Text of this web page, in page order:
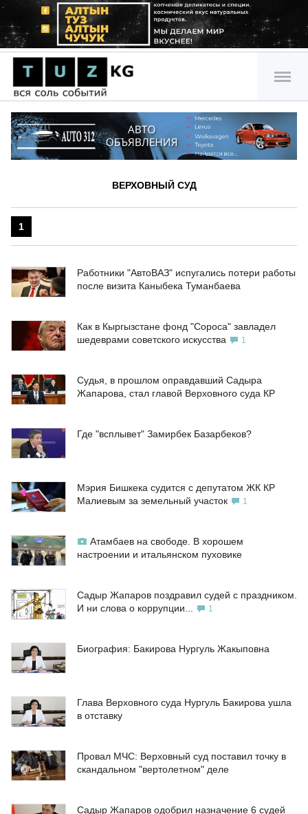
ВЕРХОВНЫЙ СУД
1
Работники "АвтоВАЗ" испугались потери работы
после визита Каныбека Туманбаева
Как в Кыргызстане фонд "Сороса" завладел
шедеврами советского искусства
1
Судья, в прошлом оправдавший Садыра
Жапарова, стал главой Верховного суда КР
Где "всплывет" Замирбек Базарбеков?
Мэрия Бишкека судится с депутатом ЖК КР
Малиевым за земельный участок
1
Атамбаев на свободе. В хорошем
настроении и итальянском пуховике
Садыр Жапаров поздравил судей с праздником.
И ни слова о коррупции...
1
Биография: Бакирова Нургуль Жакыповна
Глава Верховного суда Нургуль Бакирова ушла
в отставку
Провал МЧС: Верховный суд поставил точку в
скандальном "вертолетном" деле
Садыр Жапаров одобрил назначение 6 судей